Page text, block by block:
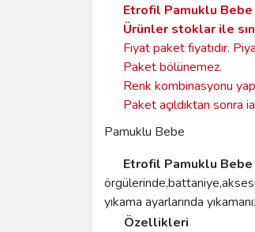
Etrofil Pamuklu Bebe
Ürünler stoklar ile
Fiyat paket fiyatıdır.
Paket bölünemez.
Renk kombinasyonu
Paket açıldıktan sonra
Pamuklu Bebe
Etrofil Pamuklu Bebe
yıkama ayarlarında
Özellikleri